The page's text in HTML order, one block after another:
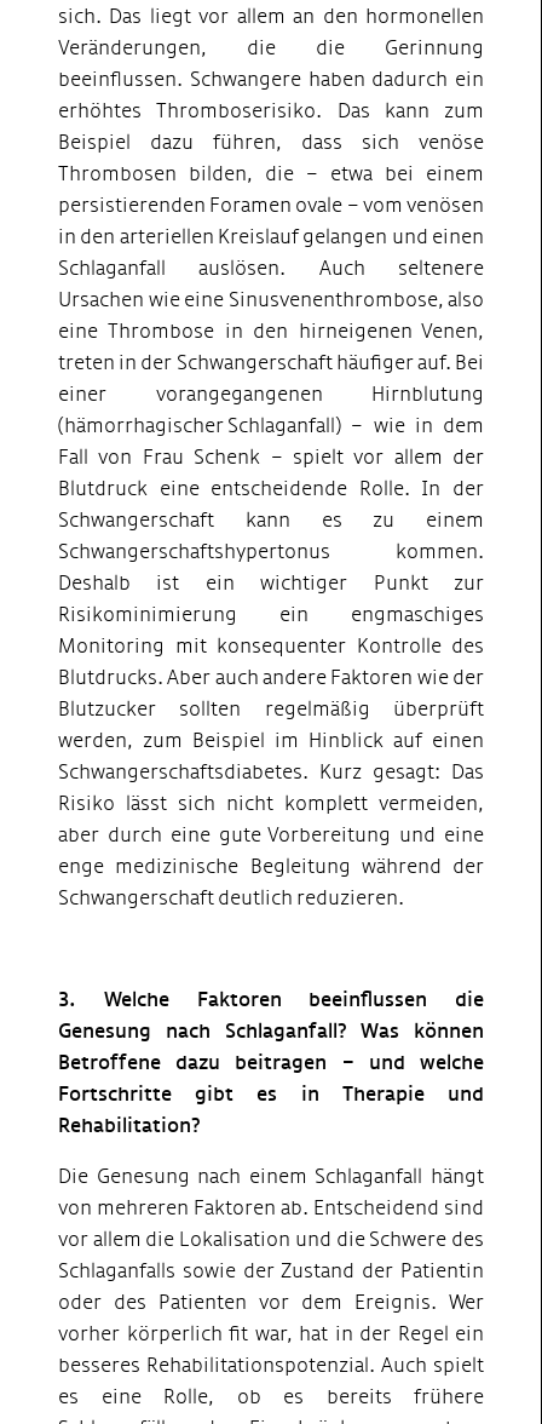
sich. Das liegt vor allem an den hormonellen
Veränderungen, die die Gerinnung
beeinflussen. Schwangere haben dadurch ein
erhöhtes Thromboserisiko. Das kann zum
Beispiel dazu führen, dass sich venöse
Thrombosen bilden, die – etwa bei einem
persistierenden Foramen ovale – vom venösen
in den arteriellen Kreislauf gelangen und einen
Schlaganfall auslösen. Auch seltenere
Ursachen wie eine Sinusvenenthrombose, also
eine Thrombose in den hirneigenen Venen,
treten in der Schwangerschaft häufiger auf. Bei
einer vorangegangenen Hirnblutung
(hämorrhagischer Schlaganfall) – wie in dem
Fall von Frau Schenk – spielt vor allem der
Blutdruck eine entscheidende Rolle. In der
Schwangerschaft kann es zu einem
Schwangerschaftshypertonus kommen.
Deshalb ist ein wichtiger Punkt zur
Risikominimierung ein engmaschiges
Monitoring mit konsequenter Kontrolle des
Blutdrucks. Aber auch andere Faktoren wie der
Blutzucker sollten regelmäßig überprüft
werden, zum Beispiel im Hinblick auf einen
Schwangerschaftsdiabetes. Kurz gesagt: Das
Risiko lässt sich nicht komplett vermeiden,
aber durch eine gute Vorbereitung und eine
enge medizinische Begleitung während der
Schwangerschaft deutlich reduzieren.
3. Welche Faktoren beeinflussen die
Genesung nach Schlaganfall? Was können
Betroffene dazu beitragen – und welche
Fortschritte gibt es in Therapie und
Rehabilitation?
Die Genesung nach einem Schlaganfall hängt
von mehreren Faktoren ab. Entscheidend sind
vor allem die Lokalisation und die Schwere des
Schlaganfalls sowie der Zustand der Patientin
oder des Patienten vor dem Ereignis. Wer
vorher körperlich fit war, hat in der Regel ein
besseres Rehabilitationspotenzial. Auch spielt
es eine Rolle, ob es bereits frühere